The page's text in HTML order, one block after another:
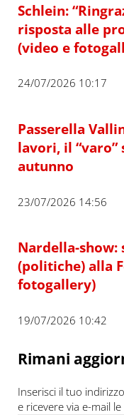
Schlein:
risposta alle
(video e
24/07/2026 10:17
Passerella
lavori, il “varo”
autunno
23/07/2026 14:56
Nardella-show:
(politiche) alla
fotogallery)
19/07/2026 10:42
Rimani
Inserisci il tuo
e ricevere via e-mail